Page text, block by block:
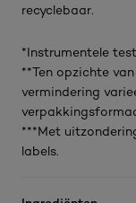
recyclebaar.
*Instrumentele
**Ten opzichte
vermindering
***Met
labels.